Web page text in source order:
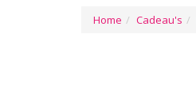
Home Cadeau's